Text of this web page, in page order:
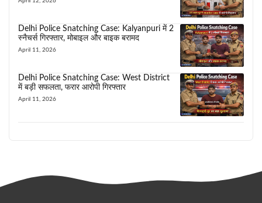
Delhi Police Snatching Case: Kalyanpuri में 2
स्नैचर्स गिरफ्तार, मोबाइल और बाइक बरामद
April 11, 2026
Delhi Police Snatching Case: West District
में बड़ी सफलता, फरार आरोपी गिरफ्तार
April 11, 2026